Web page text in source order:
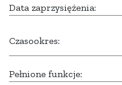
Data zaprzysiężenia:
Czasookres:
Pełnione funkcje: